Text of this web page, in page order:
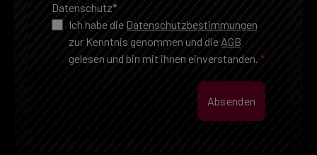
Datenschutz*
Ich habe die Datenschutzbestimmungen
zur Kenntnis genommen und die AGB
gelesen und bin mit ihnen einverstanden. *
Absenden